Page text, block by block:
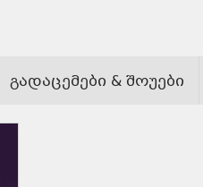
გადაცემები & შოუები